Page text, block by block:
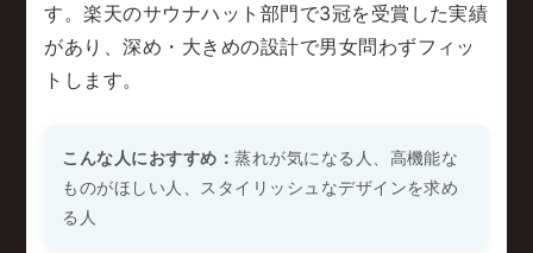
す。楽天のサウナハット部門で3冠を受賞した実績
があり、深め・大きめの設計で男女問わずフィッ
トします。
こんな人におすすめ：蒸れが気になる人、高機能な
ものがほしい人、スタイリッシュなデザインを求め
る人